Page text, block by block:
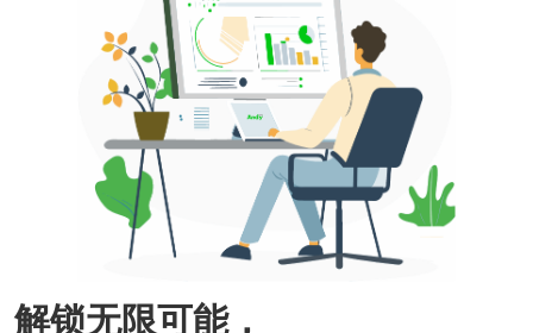
解锁无限可能，